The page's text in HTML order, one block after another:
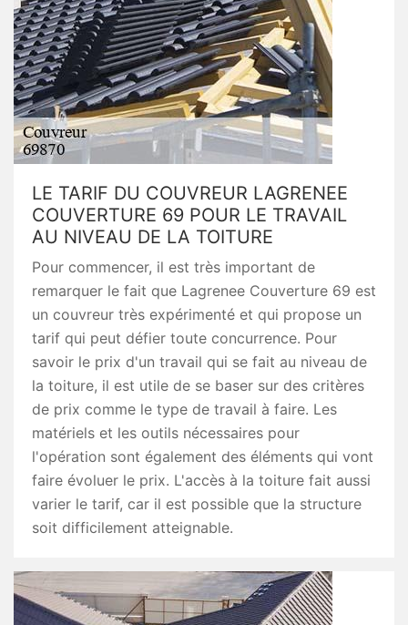
LE TARIF DU COUVREUR LAGRENEE
COUVERTURE 69 POUR LE TRAVAIL
AU NIVEAU DE LA TOITURE
Pour commencer, il est très important de
remarquer le fait que Lagrenee Couverture 69 est
un couvreur très expérimenté et qui propose un
tarif qui peut défier toute concurrence. Pour
savoir le prix d'un travail qui se fait au niveau de
la toiture, il est utile de se baser sur des critères
de prix comme le type de travail à faire. Les
matériels et les outils nécessaires pour
l'opération sont également des éléments qui vont
faire évoluer le prix. L'accès à la toiture fait aussi
varier le tarif, car il est possible que la structure
soit difficilement atteignable.